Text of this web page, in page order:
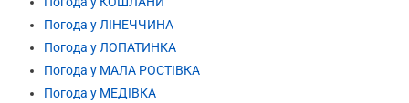
Погода у ЛІНЕЧЧИНА
Погода у ЛОПАТИНКА
Погода у МАЛА РОСТІВКА
Погода у МЕДІВКА